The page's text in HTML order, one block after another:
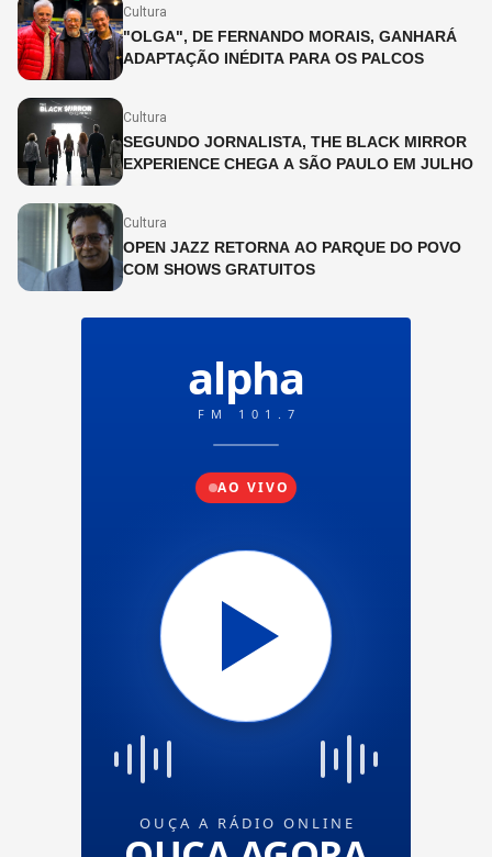
Cultura
"OLGA", DE FERNANDO MORAIS, GANHARÁ
ADAPTAÇÃO INÉDITA PARA OS PALCOS
Cultura
SEGUNDO JORNALISTA, THE BLACK MIRROR
EXPERIENCE CHEGA A SÃO PAULO EM JULHO
Cultura
OPEN JAZZ RETORNA AO PARQUE DO POVO
COM SHOWS GRATUITOS